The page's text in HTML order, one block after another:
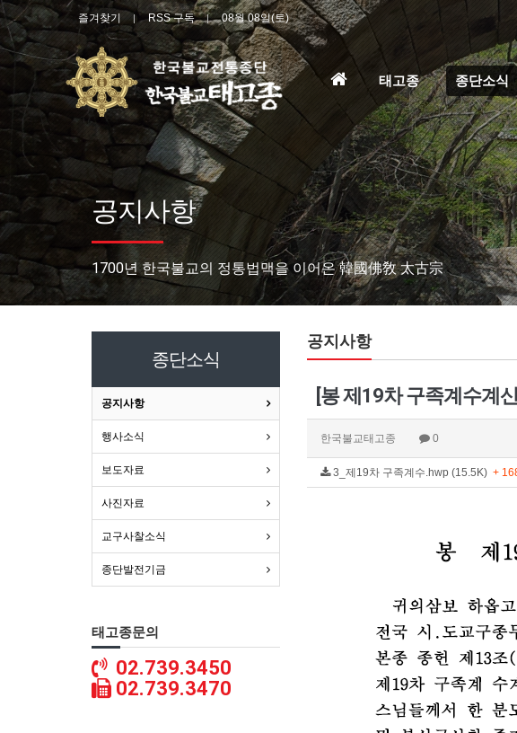
즐겨찾기 RSS 구독 08월 08일(토)
홈
태고종 종단소식
공지사항
1700년 한국불교의 정통법맥을 이어온 韓國佛敎 太古宗
공지사항
[봉 제19차 구족계수계
한국불교태고종 0
3_제19차 구족계수.hwp (15.5K) +
종단소식
공지사항
행사소식
보도자료
사진자료
교구사찰소식
종단발전기금
태고종문의
02.739.3450
02.739.3470